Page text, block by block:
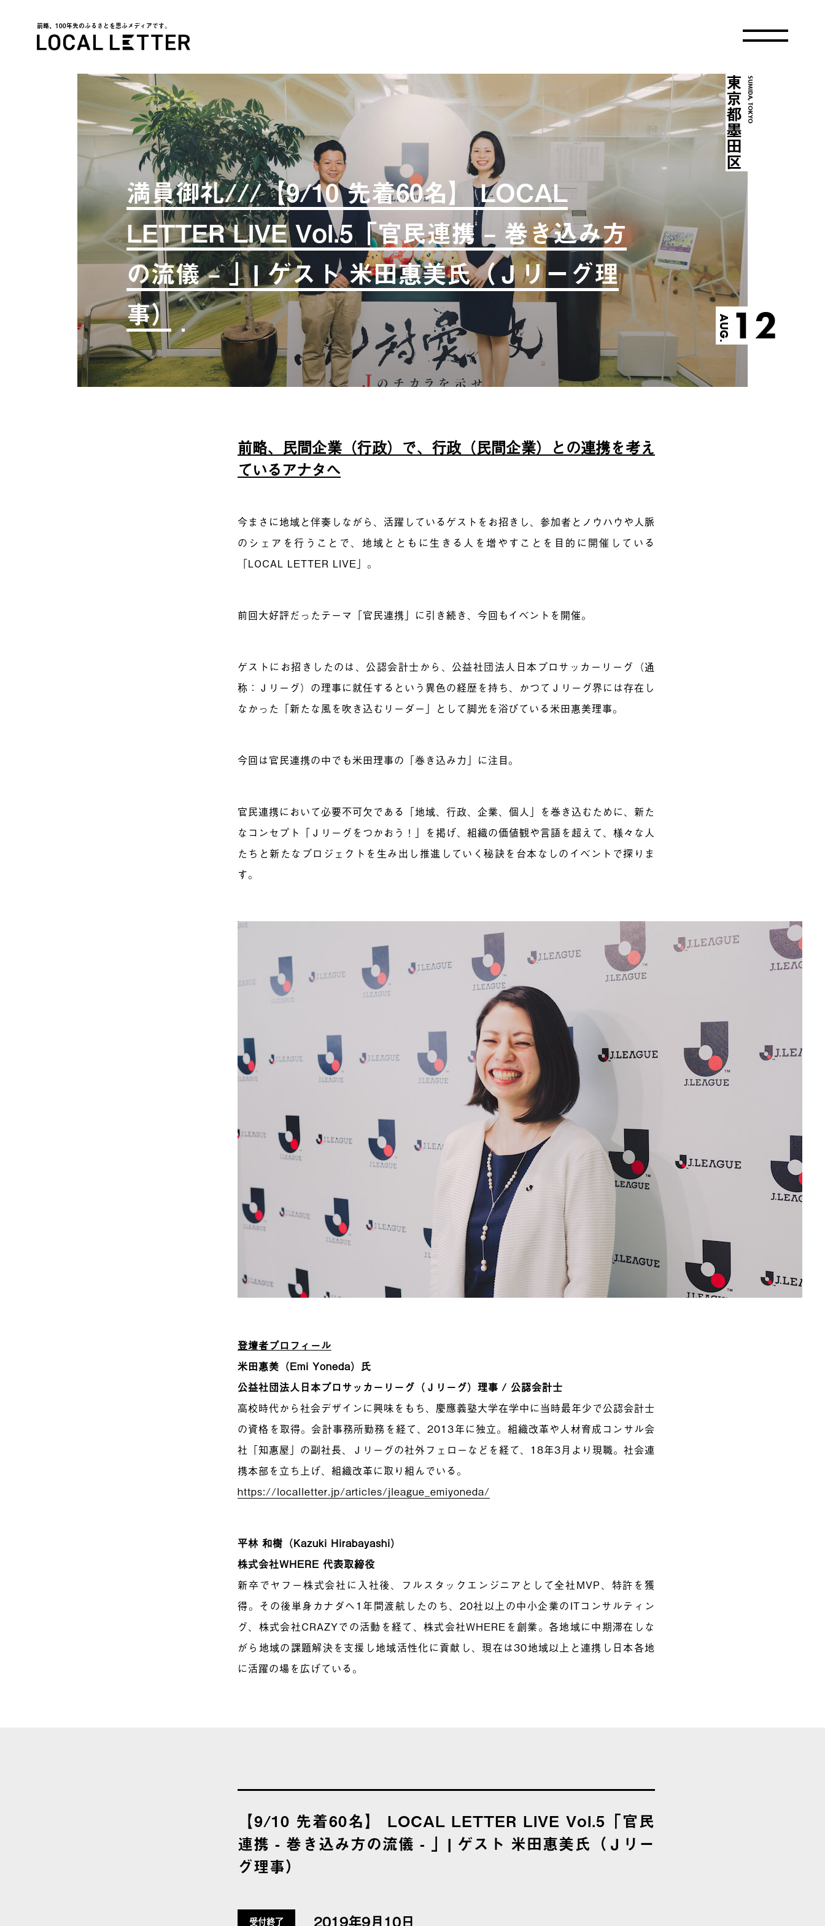
前略、100年先のふるさとを思ふメディアです。
満員御礼///【9/10 先着60名】 LOCAL
LETTER LIVE Vol.5「官民連携 – 巻き込み方
の流儀 – 」| ゲスト 米田惠美氏（Ｊリーグ理
事）
AUG. 12
SUMIDA, TOKYO
東京都墨田区
前略、民間企業（行政）で、行政（民間企業）との連携を考え
ているアナタへ
今まさに地域と伴奏しながら、活躍しているゲストをお招きし、参加者とノウハウや人脈
のシェアを行うことで、地域とともに生きる人を増やすことを目的に開催している
「LOCAL LETTER LIVE」。
前回大好評だったテーマ「官民連携」に引き続き、今回もイベントを開催。
ゲストにお招きしたのは、公認会計士から、公益社団法人日本プロサッカーリーグ（通
称：Ｊリーグ）の理事に就任するという異色の経歴を持ち、かつてＪリーグ界には存在し
なかった「新たな風を吹き込むリーダー」として脚光を浴びている米田惠美理事。
今回は官民連携の中でも米田理事の「巻き込み力」に注目。
官民連携において必要不可欠である「地域、行政、企業、個人」を巻き込むために、新た
なコンセプト「Ｊリーグをつかおう！」を掲げ、組織の価値観や言語を超えて、様々な人
たちと新たなプロジェクトを生み出し推進していく秘訣を台本なしのイベントで探りま
す。
登壇者プロフィール
米田惠美（Emi Yoneda）氏
公益社団法人日本プロサッカーリーグ（Ｊリーグ）理事 / 公認会計士
高校時代から社会デザインに興味をもち、慶應義塾大学在学中に当時最年少で公認会計士
の資格を取得。会計事務所勤務を経て、2013年に独立。組織改革や人材育成コンサル会
社「知惠屋」の副社長、Ｊリーグの社外フェローなどを経て、18年3月より現職。社会連
携本部を立ち上げ、組織改革に取り組んでいる。
https://localletter.jp/articles/jleague_emiyoneda/
平林 和樹（Kazuki Hirabayashi）
株式会社WHERE 代表取締役
新卒でヤフー株式会社に入社後、フルスタックエンジニアとして全社MVP、特許を獲
得。その後単身カナダへ1年間渡航したのち、20社以上の中小企業のITコンサルティン
グ、株式会社CRAZYでの活動を経て、株式会社WHEREを創業。各地域に中期滞在しな
がら地域の課題解決を支援し地域活性化に貢献し、現在は30地域以上と連携し日本各地
に活躍の場を広げている。
【9/10 先着60名】 LOCAL LETTER LIVE Vol.5「官民
連携 - 巻き込み方の流儀 - 」| ゲスト 米田惠美氏（Ｊリー
グ理事）
受付終了 2019年9月10日